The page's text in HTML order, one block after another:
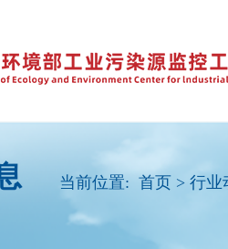
当前位置: 首页 > 行业